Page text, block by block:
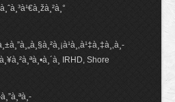
IRHD, Shore